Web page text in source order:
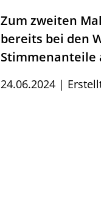
Zum zweiten
bereits bei den
Stimmenanteile
24.06.2024 |